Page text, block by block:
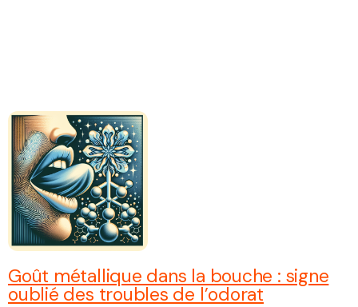
Goût métallique dans la bouche : signe
oublié des troubles de l’odorat